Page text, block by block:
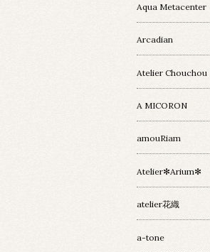
Aqua Metacenter
Arcadian
Atelier Chouchou
A MICORON
amouRiam
Atelier✻Arium✻
atelier花織
a-tone